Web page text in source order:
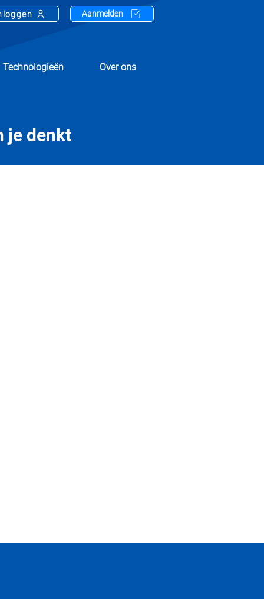
Aanmelden
Technologieën Over ons
je denkt